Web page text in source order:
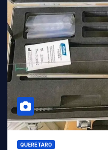
QUERÉTARO